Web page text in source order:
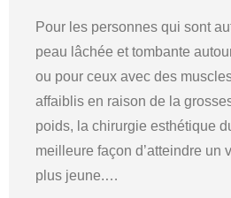
Pour les personnes qui sont
peau lâchée et tombante
ou pour ceux avec des
affaiblis en raison de la
poids, la chirurgie esthétique
meilleure façon d’atteindre un
plus jeune.…